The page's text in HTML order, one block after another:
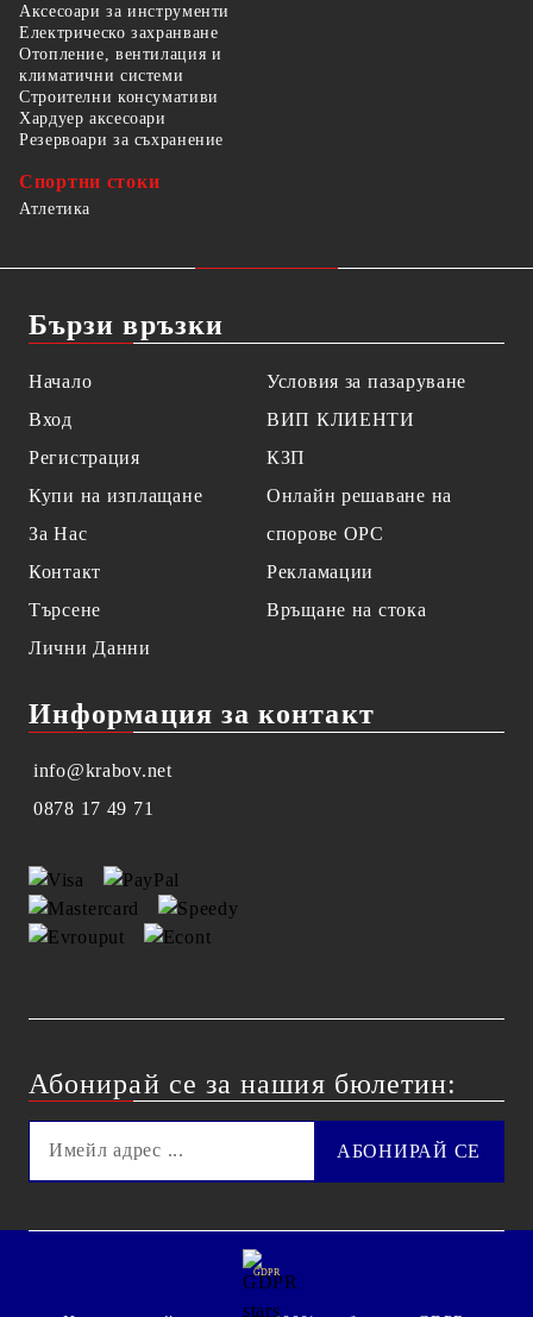
Аксесоари за инструменти
Електрическо захранване
Отопление, вентилация и
климатични системи
Строителни консумативи
Хардуер аксесоари
Резервоари за съхранение
Спортни стоки
Атлетика
Бързи връзки
Начало
Вход
Регистрация
Купи на изплащане
За Нас
Контакт
Търсене
Лични Данни
Условия за пазаруване
ВИП КЛИЕНТИ
КЗП
Онлайн решаване на
спорове OPC
Рекламации
Връщане на стока
Информация за контакт
info@krabov.net
0878 17 49 71
Абонирай се за нашия бюлетин:
GDPR